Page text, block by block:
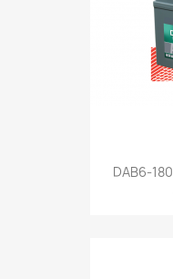
DAB6-